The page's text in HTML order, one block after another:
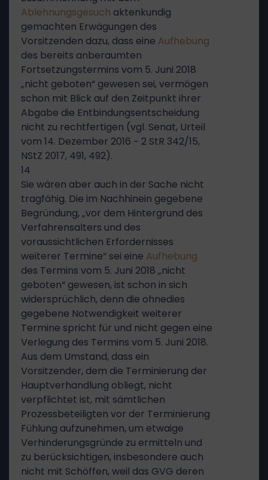
Ablehnungsgesuch aktenkundig
gemachten Erwägungen des
Vorsitzenden dazu, dass eine Aufhebung
des bereits anberaumten
Fortsetzungstermins vom 5. Juni 2018
„nicht geboten“ gewesen sei, vermögen
schon mit Blick auf den Zeitpunkt ihrer
Abgabe die Entbindungsentscheidung
nicht zu rechtfertigen (vgl. Senat, Urteil
vom 14. Dezember 2016 − 2 StR 342/15,
NStZ 2017, 491, 492).
14
Sie wären aber auch in der Sache nicht
tragfähig. Die im Nachhinein gegebene
Begründung, „vor dem Hintergrund des
Verfahrensalters und des
voraussichtlichen Erfordernisses
weiterer Termine“ sei eine Aufhebung
des Termins vom 5. Juni 2018 „nicht
geboten“ gewesen, ist schon in sich
widersprüchlich, denn die ohnedies
gegebene Notwendigkeit weiterer
Termine spricht für und nicht gegen eine
Verlegung des Termins vom 5. Juni 2018.
Aus dem Umstand, dass ein
Vorsitzender, dem die Terminierung der
Hauptverhandlung obliegt, nicht
verpflichtet ist, mit sämtlichen
Prozessbeteiligten vor der Terminierung
Fühlung aufzunehmen, um etwaige
Verhinderungsgründe zu ermitteln und
zu berücksichtigen, insbesondere auch
nicht mit Schöffen, weil das GVG deren